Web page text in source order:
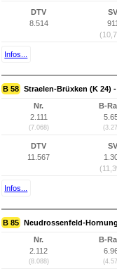
DTV
8.514
SV
911
Infos...
B 58 Straelen-Brüxken (K 24)
Nr.
2.111
(7.068)
B-
DTV
11.567
SV
Infos...
B 85 Neudrossenfeld-
Nr.
2.112
(8.088)
B-